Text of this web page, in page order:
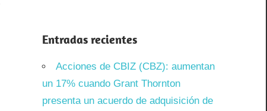
Entradas recientes
Acciones de CBIZ (CBZ): aumentan
un 17% cuando Grant Thornton
presenta un acuerdo de adquisición de